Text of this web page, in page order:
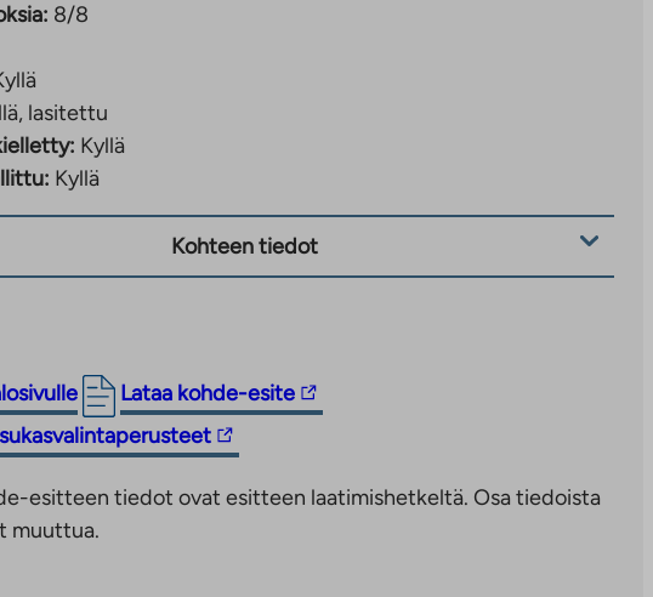
8/8
lasitettu
Kyllä
Kyllä
Kohteen tiedot
Lataa kohde-esite
Linkki
vie
ulkopuoliseen
palveluun.
esitteen tiedot ovat esitteen laatimishetkeltä. Osa tiedoista
muuttua.